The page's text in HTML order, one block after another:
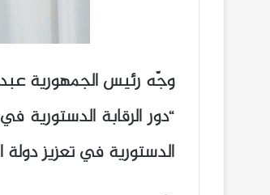
وجّه رئيس الجمهورية عبد
“دور الرقابة الدستورية
الدستورية في تعزيز دولة